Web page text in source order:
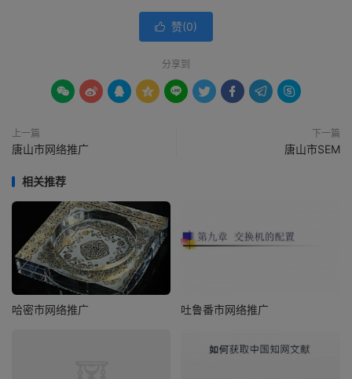
 赞(0)
分享到
        
上一篇
唐山市网络推广
下一篇
唐山市SEM
相关推荐
哈密市网络推广 吐鲁番市网络推广